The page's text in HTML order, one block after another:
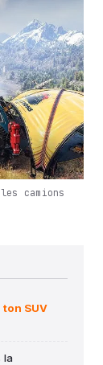
camions
SUV
la